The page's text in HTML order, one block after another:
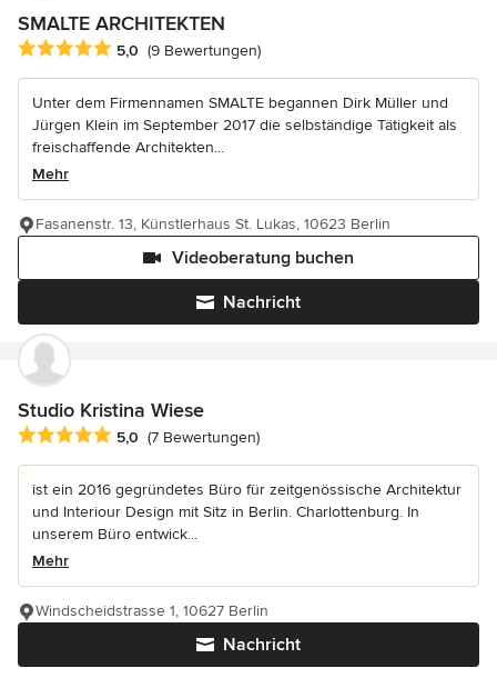
SMALTE ARCHITEKTEN
Durchschnittliche Bewertung: 5 von 5 Sternen
5,0 (9 Bewertungen)
Unter dem Firmennamen SMALTE begannen Dirk Müller und
Jürgen Klein im September 2017 die selbständige Tätigkeit als
freischaffende Architekten...
Mehr
Nachricht
Videoberatung buchen
Fasanenstr. 13, Künstlerhaus St. Lukas, 10623 Berlin
Studio Kristina Wiese
Durchschnittliche Bewertung: 5 von 5 Sternen
5,0 (7 Bewertungen)
ist ein 2016 gegründetes Büro für zeitgenössische Architektur
und Interiour Design mit Sitz in Berlin. Charlottenburg. In
unserem Büro entwick...
Mehr
Nachricht
Windscheidstrasse 1, 10627 Berlin